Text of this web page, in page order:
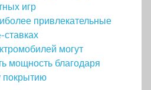
игр
привлекательные
могут
мощность благодаря
покрытию